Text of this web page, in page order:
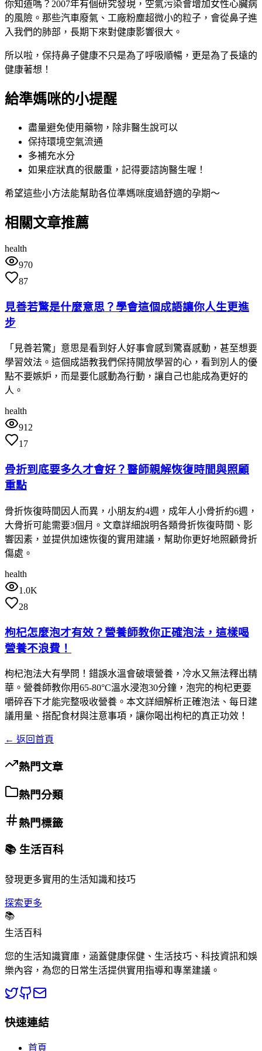
你知道嗎？2007年有個研究發現，空氣污染會增加女性心臟病
的風險。那些汽車廢氣、工廠粉塵超微小的粒子，會從鼻子進
入我們的肺部，長期下來對健康影響很大。
所以啦，保持鼻子健康不只是為了呼吸順暢，更是為了長遠的
健康著想！
給準媽咪的小提醒
盡量避免使用藥物，除非醫生說可以
保持環境空氣流通
多補充水分
如果症狀真的很嚴重，記得要諮詢醫生喔！
希望這些小方法能幫助各位準媽咪度過舒適的孕期～
相關文章推薦
health
970
87
見善若驚是什麼意思？學會這個成語讓你人生更進
步
「見善若驚」意思是看到好人好事會感到驚喜感動，甚至想要
學習效法。這個成語教我們保持開放學習的心，看到別人的優
點不要嫉妒，而是要化感動為行動，讓自己也能成為更好的
人。
health
912
17
骨折到底要多久才會好？醫師親解恢復時間與照顧
重點
骨折恢復時間因人而異，小朋友約4週，成年人小骨折約6週，
大骨折可能需要3個月。文章詳細說明各類骨折恢復時間、影
響因素，並提供加速恢復的實用建議，幫助你更好地照顧骨折
傷處。
health
1.0K
28
枸杞怎麼泡才有效？營養師教你正確泡法，這樣喝
營養不浪費！
枸杞泡法大有學問！錯誤水溫會破壞營養，冷水又無法釋出精
華。營養師教你用65-80°C溫水浸泡30分鐘，泡完的枸杞更要
嚼碎吞下才能完整吸收營養。本文詳細解析正確泡法、每日建
議用量、搭配食材與注意事項，讓你喝出枸杞的真正功效！
← 返回首頁
熱門文章
熱門分類
熱門標籤
📚 生活百科
發現更多實用的生活知識和技巧
探索更多
📚
生活百科
您的生活知識寶庫，涵蓋健康保健、生活技巧、科技資訊和娛
樂內容，為您的日常生活提供實用指導和專業建議。
快速連結
首頁